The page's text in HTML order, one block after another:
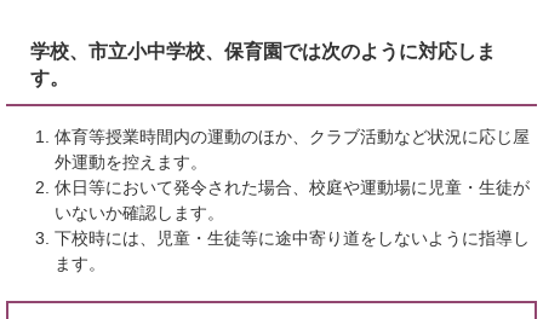
学校、市立小中学校、保育園では次のように対応しま
す。
体育等授業時間内の運動のほか、クラブ活動など状況に応じ屋
外運動を控えます。
休日等において発令された場合、校庭や運動場に児童・生徒が
いないか確認します。
下校時には、児童・生徒等に途中寄り道をしないように指導し
ます。